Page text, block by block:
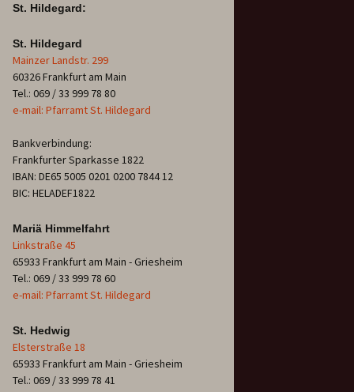
St. Hildegard:
St. Hildegard
Mainzer Landstr. 299
60326 Frankfurt am Main
Tel.: 069 / 33 999 78 80
e-mail: Pfarramt St. Hildegard
Bankverbindung:
Frankfurter Sparkasse 1822
IBAN: DE65 5005 0201 0200 7844 12
BIC: HELADEF1822
Mariä Himmelfahrt
Linkstraße 45
65933 Frankfurt am Main - Griesheim
Tel.: 069 / 33 999 78 60
e-mail: Pfarramt St. Hildegard
St. Hedwig
Elsterstraße 18
65933 Frankfurt am Main - Griesheim
Tel.: 069 / 33 999 78 41